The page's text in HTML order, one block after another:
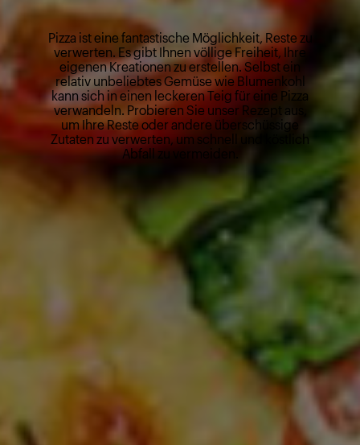
Pizza ist eine fantastische Möglichkeit, Reste zu
verwerten. Es gibt Ihnen völlige Freiheit, Ihre
eigenen Kreationen zu erstellen. Selbst ein
relativ unbeliebtes Gemüse wie Blumenkohl
kann sich in einen leckeren Teig für eine Pizza
verwandeln. Probieren Sie unser Rezept aus,
um Ihre Reste oder andere überschüssige
Zutaten zu verwerten, um schnell und köstlich
Abfall zu vermeiden.